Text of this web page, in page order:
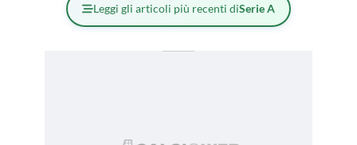
Leggi gli articoli più recenti diSerie A